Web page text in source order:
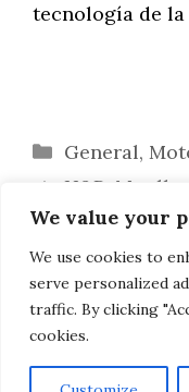
We value your
We use cookies to
serve personalized
traffic. By clicking
cookies.
tecnología de la
Categorías
General,
H&R:
3 G20/G21
BMW M3: La
confiscación